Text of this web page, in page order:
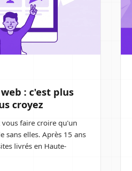
: c'est plus
croyez
vous faire croire qu'un
sans elles. Après 15 ans
livrés en Haute-